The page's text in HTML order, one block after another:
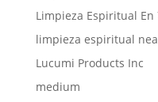
Limpieza Espiritual En
limpieza espiritual
Lucumi Products Inc
medium